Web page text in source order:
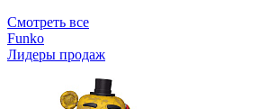
Смотреть все
Funko
Лидеры продаж